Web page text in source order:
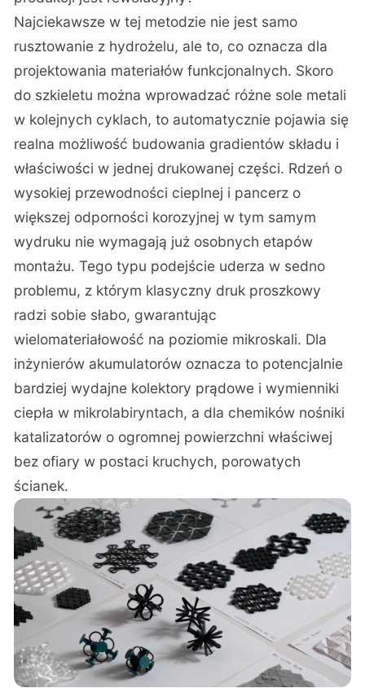
Najciekawsze w tej metodzie nie jest samo
rusztowanie z hydrożelu, ale to, co oznacza dla
projektowania materiałów funkcjonalnych. Skoro
do szkieletu można wprowadzać różne sole metali
w kolejnych cyklach, to automatycznie pojawia się
realna możliwość budowania gradientów składu i
właściwości w jednej drukowanej części. Rdzeń o
wysokiej przewodności cieplnej i pancerz o
większej odporności korozyjnej w tym samym
wydruku nie wymagają już osobnych etapów
montażu. Tego typu podejście uderza w sedno
problemu, z którym klasyczny druk proszkowy
radzi sobie słabo, gwarantując
wielomateriałowość na poziomie mikroskali. Dla
inżynierów akumulatorów oznacza to potencjalnie
bardziej wydajne kolektory prądowe i wymienniki
ciepła w mikrolabiryntach, a dla chemików nośniki
katalizatorów o ogromnej powierzchni właściwej
bez ofiary w postaci kruchych, porowatych
ścianek.